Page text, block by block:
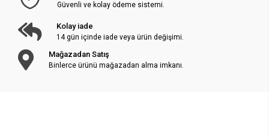
Güvenli ve kolay ödeme sistemi.
Kolay iade
14 gün içinde iade veya ürün değişimi.
Mağazadan Satış
Binlerce ürünü mağazadan alma imkanı.